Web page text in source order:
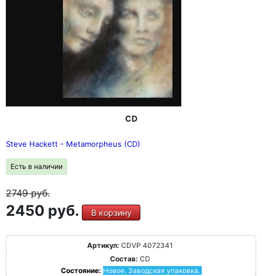
CD
Steve Hackett - Metamorpheus (CD)
Есть в наличии
2749руб.
2450 руб. В корзину
Артикул: CDVP 4072341
Состав: CD
Состояние: Новое. Заводская упаковка.